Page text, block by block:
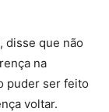
disse que não
na
puder ser feito
voltar.